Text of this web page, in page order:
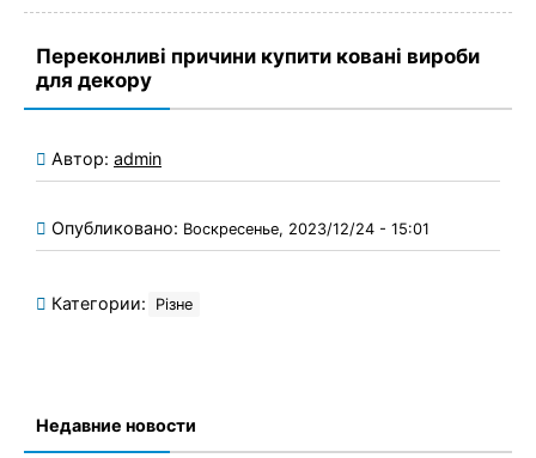
Переконливі причини купити ковані вироби
для декору
Автор: admin
Опубликовано: Воскресенье, 2023/12/24 - 15:01
Категории: Різне
Недавние новости